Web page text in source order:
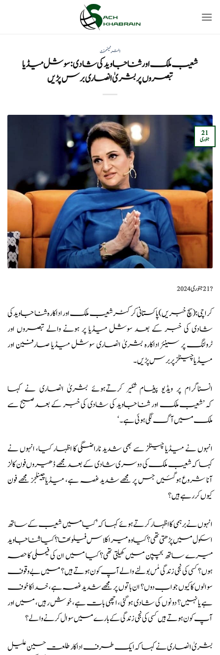
انٹرٹینمنٹ
شعیب ملک اور ثنا جاوید کی شادی: سوشل میڈیا
تبصروں پر بشریٰ انصاری برس پڑیں
21
جنوری
?️21 جنوری 2024
کراچی: (سچ خبریں) پاکستانی کرکٹر شعیب ملک اور اداکارہ ثنا جاوید کی
شادی کی خبر کے بعد سوشل میڈیا پر ہونے والے تبصروں اور
ٹرولنگ پر سینئر اداکارہ بشریٰ انصاری سوشل میڈیا صارفین اور
میڈیا چینلز پر برس پڑیں۔
انسٹاگرام پر ویڈیو پیغام شئیر کرتےہوئے بشریٰ انصاری نے کہا
کہ’شعیب ملک اور ثنا جاوید کی شادی کی خبر کے بعد صبح سے
ملک میں آگ لگی ہوئی ہے۔‘
انہوں نے میڈیا چینلز سے بھی شدید ناراضگی کا اظہار کیا، انہوں نے
کہا کہ شعیب ملک کی دوسری شادی کے بعد مجھے ڈھیروں فون کالز
آنا شروع ہوگئیں جس پر مجھے شدید غصہ ہے، میڈیا چینلجز مجھے فون
کیوں کررہے ہیں؟
انہوں نے برہمی کا اظہار کرتے ہوئے کہا کہ ’کیا میں شعیب کے ساتھ
اسکول میں پڑھتی تھی؟ کیا وہ میرا کلاس فیلو تھا؟ کیا ثنا جاوید
میرے ساتھ بچپن میں کھیلتی تھی؟ کیا میں ان کی فیملی کا حصہ
ہوں؟ کسی کی نجی زندگی مٰں بولنے والے آپ کون ہوتے ہیں؟ میں بے وقوف
سوالوں کا کیوں جواب دوں؟ ان باتوں پر مجھے شدید غصہ ہے، خدا کا خوف
ہے یا نہیں؟ دونوں کی شادی ہوگئی، اچھی بات ہے، خوش رہیں، میں اور
آپ کون ہوتے ہیں کسی کی نجی زندگی کے بارے میں سوال کرنے والے؟
بشریٰ انصاری نے کہا کہ ایک طرف اداکار طلعت حسین علیل